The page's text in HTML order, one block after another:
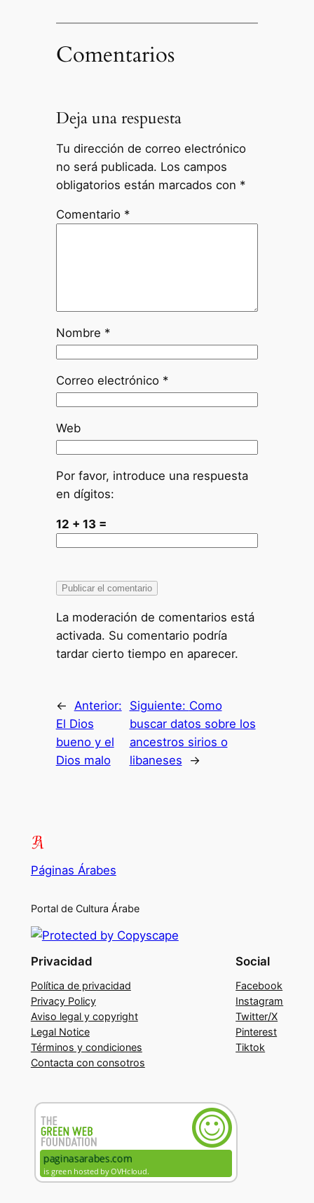
Comentarios
Deja una respuesta
Tu dirección de correo electrónico
no será publicada. Los campos
obligatorios están marcados con *
Comentario *
Nombre *
Correo electrónico *
Web
Por favor, introduce una respuesta
en dígitos:
12 + 13 =
La moderación de comentarios está
activada. Su comentario podría
tardar cierto tiempo en aparecer.
←
Anterior:
El Dios
bueno y el
Dios malo
Siguiente: Como
buscar datos sobre los
ancestros sirios o
libaneses
→
Páginas Árabes
Portal de Cultura Árabe
Privacidad
Política de privacidad
Privacy Policy
Aviso legal y copyright
Legal Notice
Términos y condiciones
Contacta con consotros
Social
Facebook
Instagram
Twitter/X
Pinterest
Tiktok